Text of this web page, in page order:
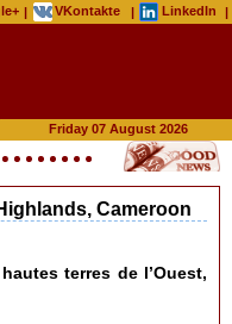
| VKontakte | LinkedIn |
Friday 07 August 2026
Cameroon
terres de l’Ouest,